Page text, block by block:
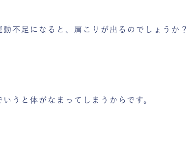
動不足になると、肩こりが出るのでしょうか？
いうと体がなまってしまうからです。